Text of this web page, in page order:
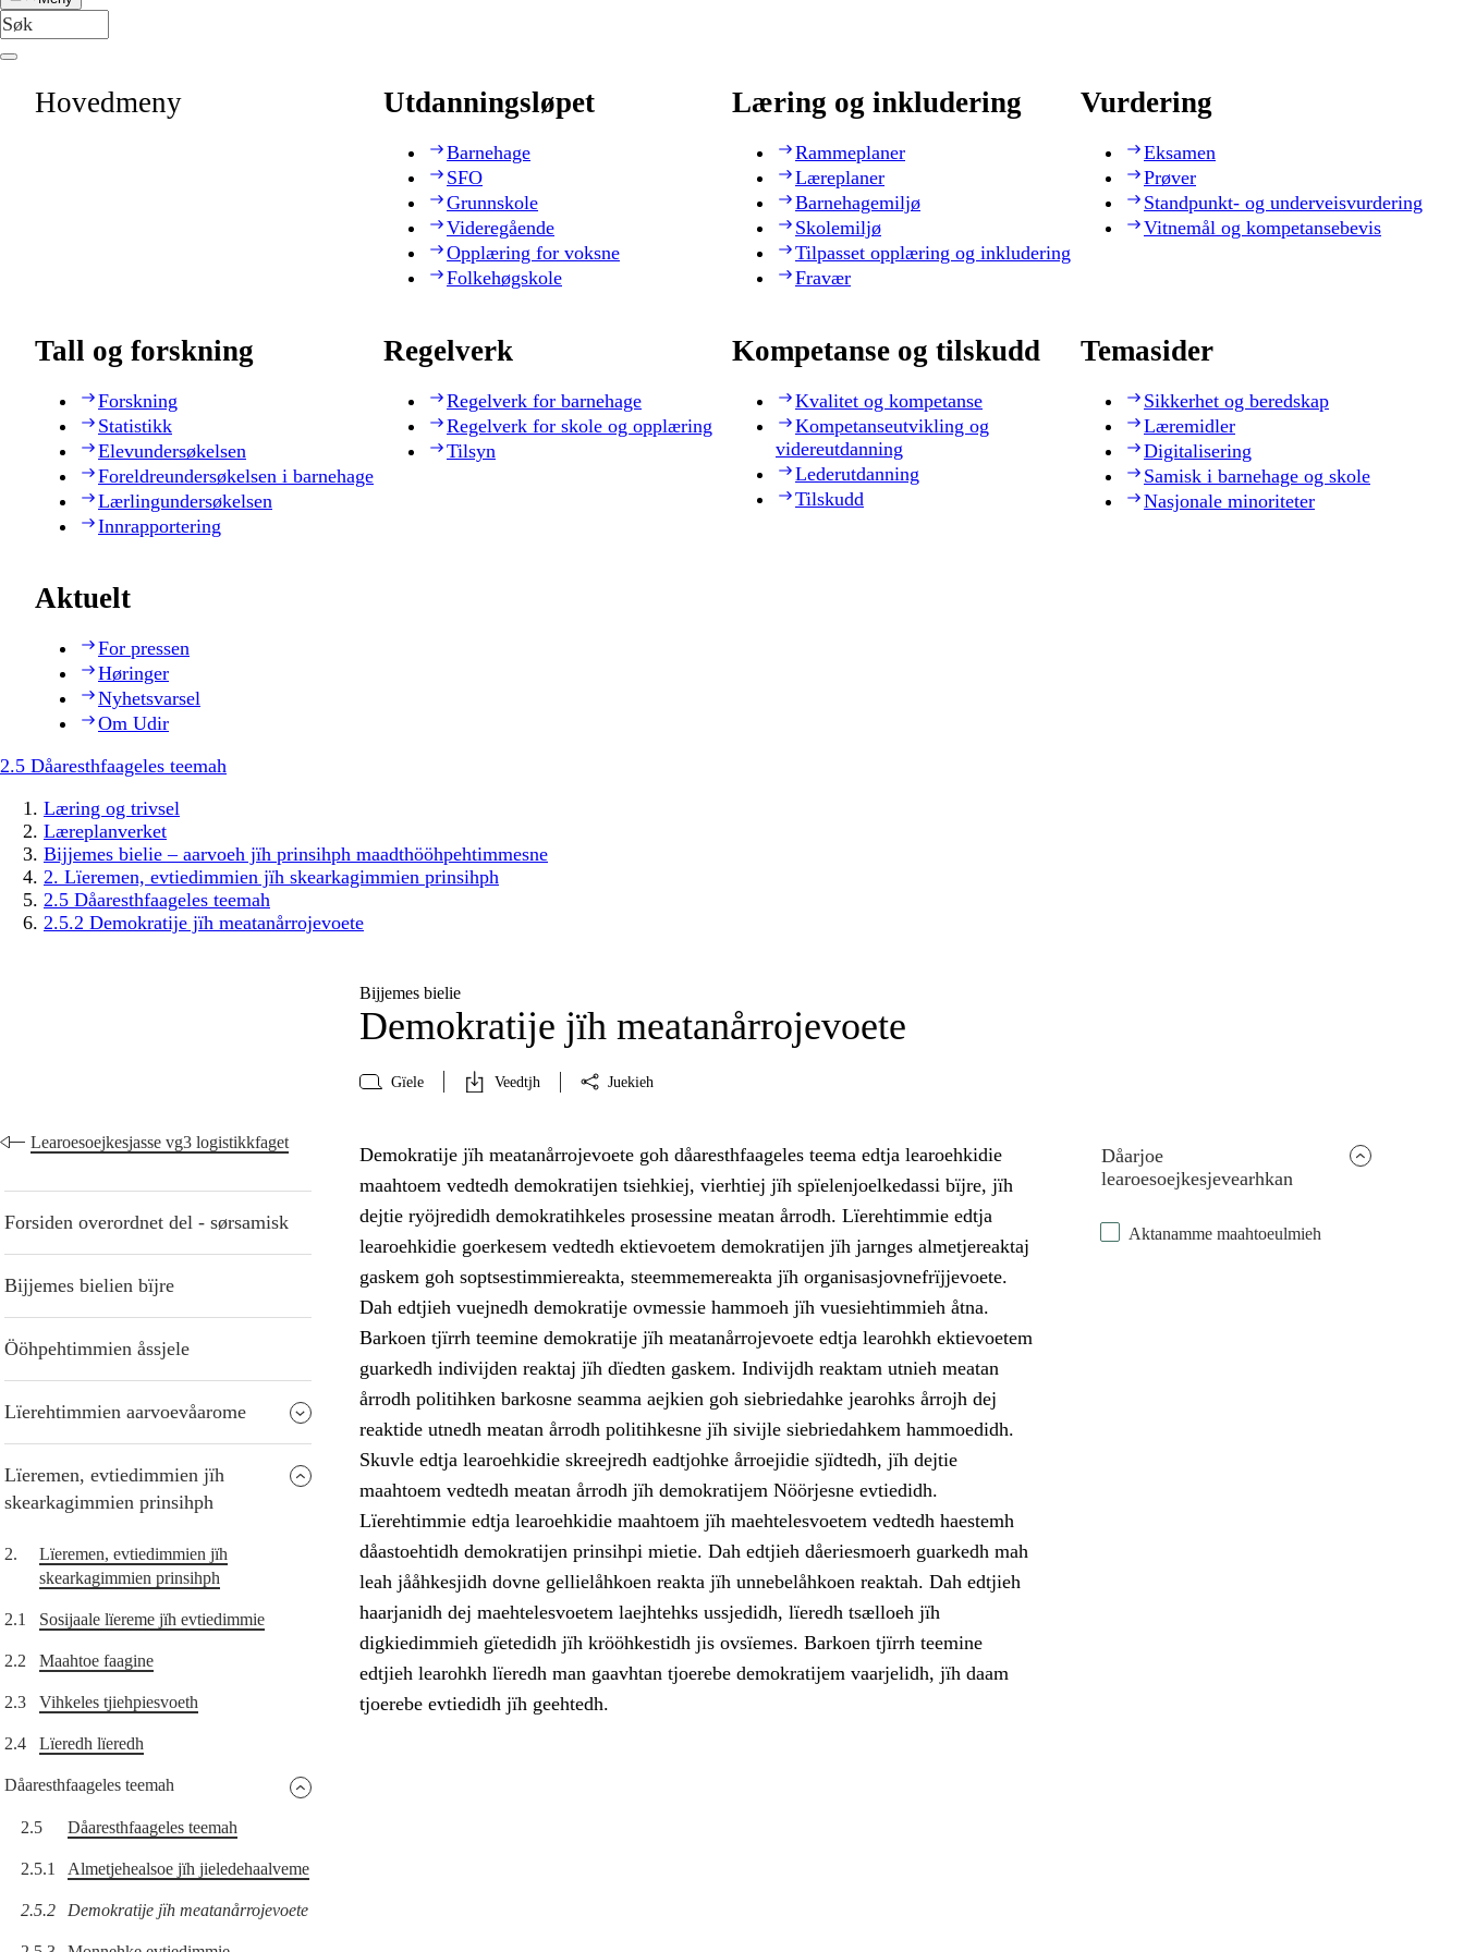
Hovedmeny Utdanningsløpet
Barnehage
SFO
Grunnskole
Videregående
Opplæring for voksne
Folkehøgskole
Læring og inkludering
Rammeplaner
Læreplaner
Barnehagemiljø
Skolemiljø
Tilpasset opplæring og inkludering
Fravær
Vurdering
Eksamen
Prøver
Standpunkt- og underveisvurdering
Vitnemål og kompetansebevis
Tall og forskning
Forskning
Statistikk
Elevundersøkelsen
Foreldreundersøkelsen i barnehage
Lærlingundersøkelsen
Innrapportering
Regelverk
Regelverk for barnehage
Regelverk for skole og opplæring
Tilsyn
Kompetanse og tilskudd
Kvalitet og kompetanse
Kompetanseutvikling og
videreutdanning
Lederutdanning
Tilskudd
Temasider
Sikkerhet og beredskap
Læremidler
Digitalisering
Samisk i barnehage og skole
Nasjonale minoriteter
Aktuelt
For pressen
Høringer
Nyhetsvarsel
Om Udir
2.5 Dåaresthfaageles teemah
Læring og trivsel
Læreplanverket
Bijjemes bielie – aarvoeh jïh prinsihph maadthööhpehtimmesne
2. Lïeremen, evtiedimmien jïh skearkagimmien prinsihph
2.5 Dåaresthfaageles teemah
2.5.2 Demokratije jïh meatanårrojevoete
Bijjemes bielie
Demokratije jïh meatanårrojevoete
Gïele Veedtjh Juekieh
Learoesoejkesjasse vg3 logistikkfaget
Forsiden overordnet del - sørsamisk
Bijjemes bielien bïjre
Ööhpehtimmien åssjele
Lïerehtimmien aarvoevåarome
Lïeremen, evtiedimmien jïh
skearkagimmien prinsihph
2.
Lïeremen, evtiedimmien jïh
skearkagimmien prinsihph
2.1 Sosijaale lïereme jïh evtiedimmie
2.2 Maahtoe faagine
2.3 Vihkeles tjiehpiesvoeth
2.4 Lïeredh lïeredh
Dåaresthfaageles teemah
2.5 Dåaresthfaageles teemah
2.5.1 Almetjehealsoe jïh jieledehaalveme
2.5.2 Demokratije jïh meatanårrojevoete
Dåarjoe
learoesoejkesjevearhkan
Aktanamme maahtoeulmieh
Demokratije jïh meatanårrojevoete goh dåaresthfaageles teema edtja learoehkidie
maahtoem vedtedh demokratijen tsiehkiej, vierhtiej jïh spïelenjoelkedassi bïjre, jïh
dejtie ryöjredidh demokratihkeles prosessine meatan årrodh. Lïerehtimmie edtja
learoehkidie goerkesem vedtedh ektievoetem demokratijen jïh jarnges almetjereaktaj
gaskem goh soptsestimmiereakta, steemmemereakta jïh organisasjovnefrïjjevoete.
Dah edtjieh vuejnedh demokratije ovmessie hammoeh jïh vuesiehtimmieh åtna.
Barkoen tjïrrh teemine demokratije jïh meatanårrojevoete edtja learohkh ektievoetem
guarkedh indivijden reaktaj jïh dïedten gaskem. Indivijdh reaktam utnieh meatan
årrodh politihken barkosne seamma aejkien goh siebriedahke jearohks årrojh dej
reaktide utnedh meatan årrodh politihkesne jïh sivijle siebriedahkem hammoedidh.
Skuvle edtja learoehkidie skreejredh eadtjohke årroejidie sjïdtedh, jïh dejtie
maahtoem vedtedh meatan årrodh jïh demokratijem Nöörjesne evtiedidh.
Lïerehtimmie edtja learoehkidie maahtoem jïh maehtelesvoetem vedtedh haestemh
dåastoehtidh demokratijen prinsihpi mietie. Dah edtjieh dåeriesmoerh guarkedh mah
leah jååhkesjidh dovne gellielåhkoen reakta jïh unnebelåhkoen reaktah. Dah edtjieh
haarjanidh dej maehtelesvoetem laejhtehks ussjedidh, lïeredh tsælloeh jïh
digkiedimmieh gïetedidh jïh krööhkestidh jis ovsïemes. Barkoen tjïrrh teemine
edtjieh learohkh lïeredh man gaavhtan tjoerebe demokratijem vaarjelidh, jïh daam
tjoerebe evtiedidh jïh geehtedh.